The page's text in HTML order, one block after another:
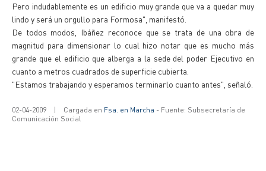
Pero indudablemente es un edificio muy grande que va a quedar muy
lindo y será un orgullo para Formosa", manifestó.
De todos modos, Ibáñez reconoce que se trata de una obra de
magnitud para dimensionar lo cual hizo notar que es mucho más
grande que el edificio que alberga a la sede del poder Ejecutivo en
cuanto a metros cuadrados de superficie cubierta.
"Estamos trabajando y esperamos terminarlo cuanto antes", señaló.
02-04-2009 | Cargada en Fsa. en Marcha - Fuente: Subsecretaría de
Comunicación Social